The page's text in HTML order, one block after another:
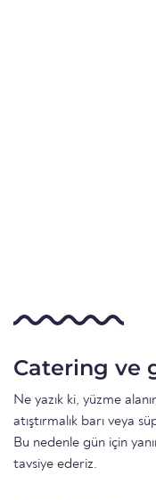
Catering ve
Ne yazık ki, yüzme
atıştırmalık barı veya
Bu nedenle gün için
tavsiye ederiz.